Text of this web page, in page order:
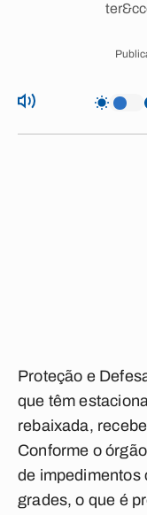
Proteção e
que têm
rebaixada,
Conforme o
de impedimentos
grades, o que é